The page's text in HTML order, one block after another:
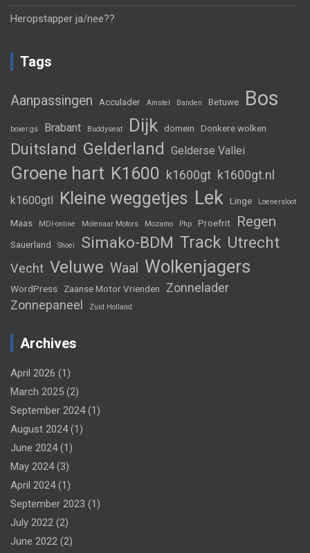
Heropstapper ja/nee??
Tags
Aanpassingen Acculader Amstel Banden Betuwe Bos
boxer.gs Brabant Buddyseat Dijk domein Donkere wolken
Duitsland Gelderland Gelderse Vallei
Groene hart K1600 k1600gt k1600gt.nl
k1600gtl Kleine weggetjes Lek Linge Loenersloot
Maas MDI-online Molenaar Motors Mozamo Php Proefrit Regen
Sauerland Shoei Simako-BDM Track Utrecht
Vecht Veluwe Waal Wolkenjagers
WordPress Zaanse Motor Vrienden
Zonnelader
Zonnepaneel
Zuid Holland
Archives
April 2026 (1)
March 2025 (2)
September 2024(1)
August 2024(1)
June 2024(1)
May 2024(3)
April 2024(1)
September 2023 (1)
July 2022 (2)
June 2022 (2)